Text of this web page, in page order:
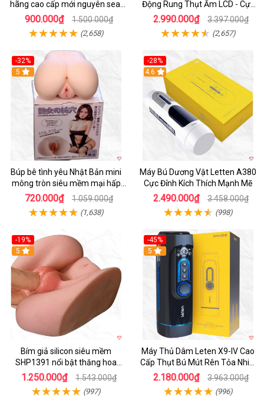
hãng cao cấp mới nguyên seal
giá tốt
900.000₫ 1.500.000₫
(2,658)
Động Rung Thụt Ấm LCD - Cực
Phê
2.990.000₫ 3.397.000₫
(2,657)
-32%
Hot
5
Búp bê tình yêu Nhật Bản mini
mông tròn siêu mềm mại hấp
dẫn
720.000₫ 1.059.000₫
(1,638)
-28%
Hot
4.6
Máy Bú Dương Vật Letten A380
Cực Đỉnh Kích Thích Mạnh Mẽ
2.490.000₫ 3.458.000₫
(998)
-19%
Hot
5
Bím giả silicon siêu mềm
SHP1391 nổi bật thăng hoa
hoàn hảo
1.250.000₫ 1.543.000₫
(997)
-45%
Hot
5
Máy Thủ Dâm Leten X9-IV Cao
Cấp Thụt Bú Mút Rên Tỏa Nhiệt
Sạc Pin
2.180.000₫ 3.963.000₫
(996)